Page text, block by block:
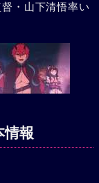
・山下清悟率い
情報